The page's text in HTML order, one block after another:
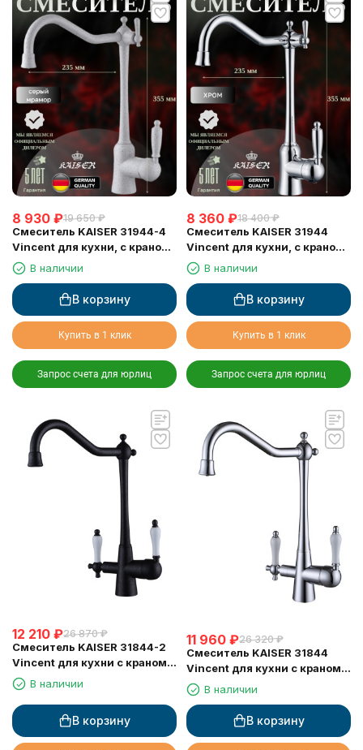
8 930 ₽19 650 ₽
Смеситель KAISER 31944-4
Vincent для кухни, с краном
для питьевой воды, серый
мрамор
В наличии
В корзину
Купить в 1 клик
Запрос счета для юрлиц
8 360 ₽18 400 ₽
Смеситель KAISER 31944
Vincent для кухни, с краном
для питьевой воды, хром
В наличии
В корзину
Купить в 1 клик
Запрос счета для юрлиц
12 210 ₽26 870 ₽
Смеситель KAISER 31844-2
Vincent для кухни с краном
для питьевой воды
В наличии
В корзину
11 960 ₽26 320 ₽
Смеситель KAISER 31844
Vincent для кухни с краном
для питьевой воды
В наличии
В корзину